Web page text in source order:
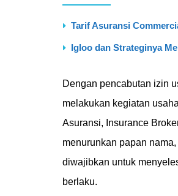
Tarif Asuransi
Igloo dan Strateginya
Dengan pencabutan izin
melakukan kegiatan
Asuransi, Insurance
menurunkan papan
diwajibkan untuk
berlaku.